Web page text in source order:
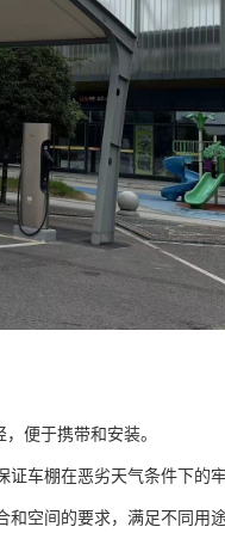
便于携带和安装。
车棚在恶劣天气条件下的牢
空间的要求，满足不同用途